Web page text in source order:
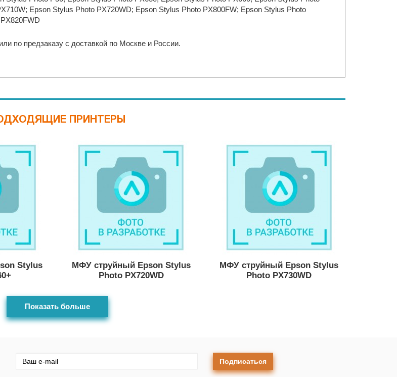
Epson Stylus Photo PX720WD; Epson Stylus Photo PX800FW; Epson Stylus Photo
по предзаказу с доставкой по Москве и России.
ПРИНТЕРЫ
Stylus
МФУ струйный Epson Stylus
Photo PX720WD
МФУ струйный Epson Stylus
Photo PX730WD
Показать больше
Подписаться